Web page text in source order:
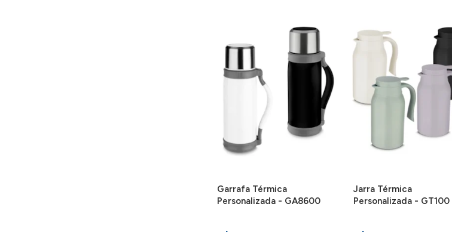
Garrafa Térmica
Personalizada - GA8600
Jarra Térmica
Personalizada - GT100